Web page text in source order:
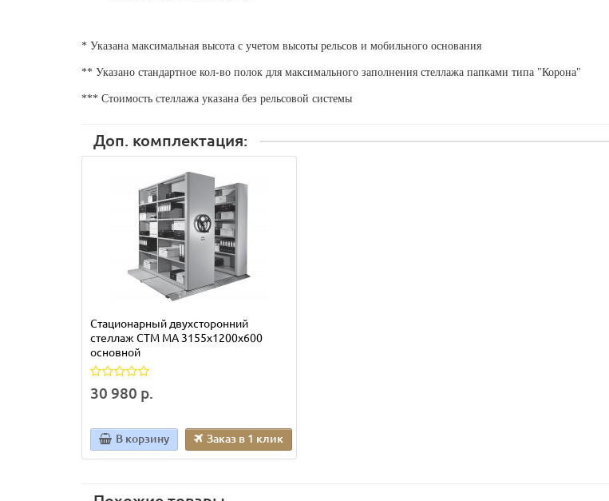
* Указана максимальная высота с учетом высоты рельсов и мобильного основания
** Указано стандартное кол-во полок для максимального заполнения стеллажа папками типа "Корона"
*** Стоимость стеллажа указана без рельсовой системы
Доп. комплектация:
Стационарный двухсторонний
стеллаж СТМ МА 3155х1200х600
основной
30 980 р.
В корзину Заказ в 1 клик